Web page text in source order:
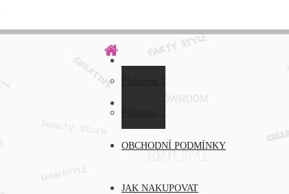
OBCHODNÍ PODMÍNKY
JAK NAKUPOVAT